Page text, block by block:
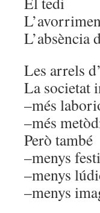
L’absència
Les arrels
La societat
–més
–més
Però també
–menys
–menys
–menys